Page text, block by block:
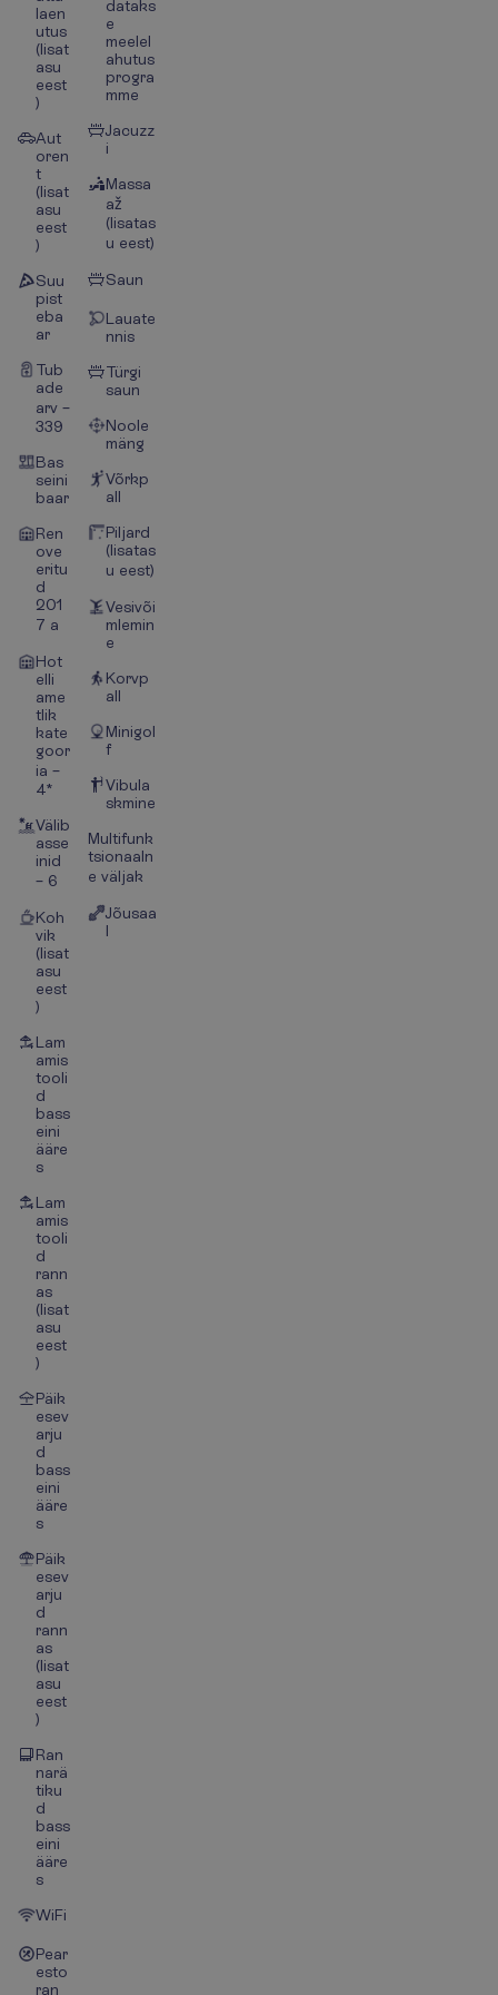
laen
utus
(lisat
asu
eest
)
Aut
oren
t
(lisat
asu
eest
)
Suu
pist
eba
ar
Tub
ade
arv –
339
Bas
seini
baar
Ren
ove
eritu
d
201
7 a
Hot
elli
ame
tlik
kate
goor
ia –
4*
Välib
asse
inid
– 6
Koh
vik
(lisat
asu
eest
)
Lam
amis
tooli
d
bass
eini
ääre
s
Lam
amis
tooli
d
rann
as
(lisat
asu
eest
)
Päik
esev
arju
d
bass
eini
ääre
s
Päik
esev
arju
d
rann
as
(lisat
asu
eest
)
Ran
narä
tiku
d
bass
eini
ääre
s
WiFi
Pear
esto
ran
dataks
e
meelel
ahutus
progra
mme
Jacuzz
i
Massa
až
(lisatas
u eest)
Saun
Lauate
nnis
Türgi
saun
Noole
mäng
Võrkp
all
Piljard
(lisatas
u eest)
Vesivõi
mlemin
e
Korvp
all
Minigol
f
Vibula
skmine
Multifunk
tsionaaln
e väljak
Jõusaa
l